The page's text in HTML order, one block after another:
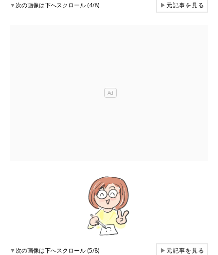
▼次の画像は下へスクロール (4/8) ▶元記事を見る
▼次の画像は下へスクロール (5/8) ▶元記事を見る